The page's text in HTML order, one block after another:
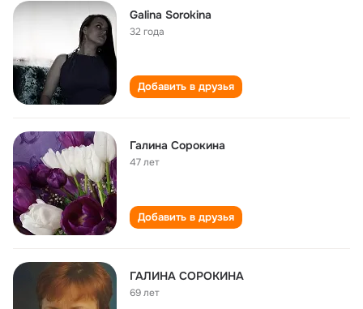
Galina Sorokina
32 года
Добавить в друзья
Галина Сорокина
47 лет
Добавить в друзья
ГАЛИНА СОРОКИНА
69 лет